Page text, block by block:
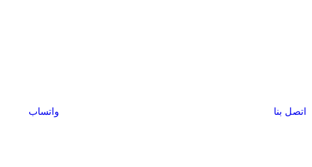
اتصل بنا واتساب